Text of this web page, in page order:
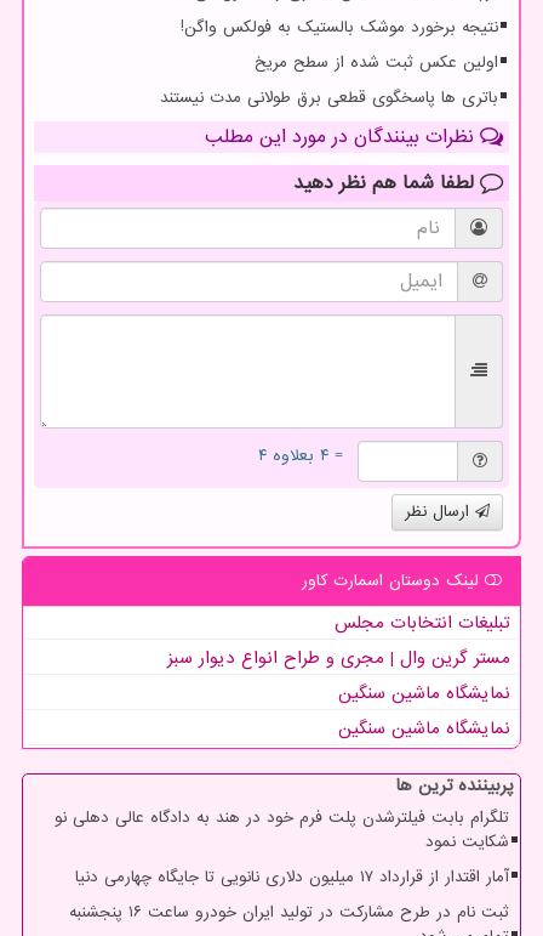
نتیجه برخورد موشک بالستیک به فولکس واگن!
اولین عکس ثبت شده از سطح مریخ
باتری ها پاسخگوی قطعی برق طولانی مدت نیستند
نظرات بینندگان در مورد این مطلب
لطفا شما هم نظر دهید
= ۴ بعلاوه ۴
ارسال نظر
لینک دوستان اسمارت كاور
تبلیغات انتخابات مجلس
مستر گرین وال | مجری و طراح انواع دیوار سبز
نمایشگاه ماشین سنگین
نمایشگاه ماشین سنگین
پربیننده ترین ها
تلگرام بابت فیلترشدن پلت فرم خود در هند به دادگاه عالی دهلی نو
شکایت نمود
آمار اقتدار از قرارداد ۱۷ میلیون دلاری نانویی تا جایگاه چهارمی دنیا
ثبت نام در طرح مشارکت در تولید ایران خودرو ساعت ۱۶ پنجشنبه